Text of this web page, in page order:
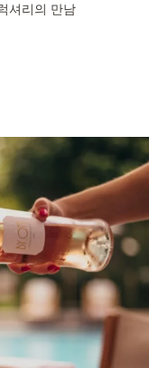
셔리의 만남